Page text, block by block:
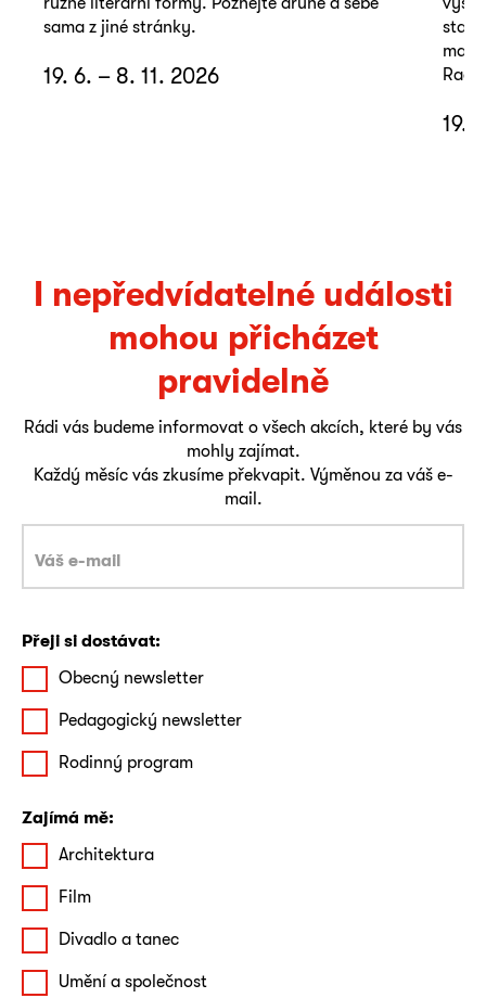
sama z jiné stránky.
19. 6. – 8. 11. 2026
stačí
19.
I nepředvídatelné události
mohou přicházet
pravidelně
Rádi vás budeme informovat o všech akcích, které by vás
mohly zajímat.
Každý měsíc vás zkusíme překvapit. Výměnou za váš e-
mail.
Přeji si dostávat:
Obecný newsletter
Pedagogický newsletter
Rodinný program
Zajímá mě:
Architektura
Film
Divadlo a tanec
Umění a společnost